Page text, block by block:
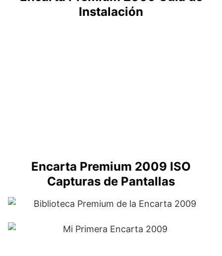
Instalación
Encarta Premium 2009 ISO
Capturas de Pantallas